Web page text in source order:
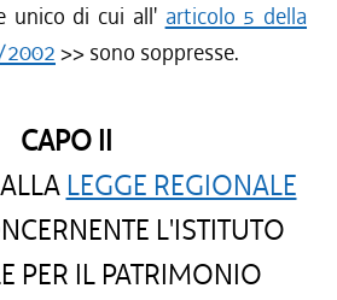
unico di cui all' articolo 5 della
2002 >> sono soppresse.
CAPO II
LEGGE REGIONALE
L'ISTITUTO
PER IL PATRIMONIO